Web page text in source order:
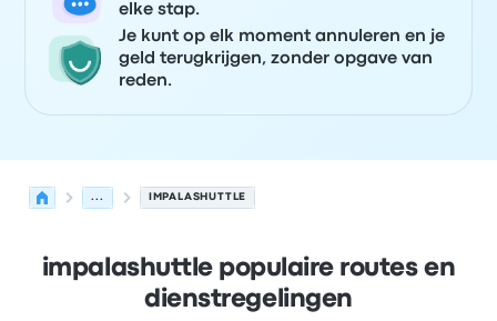
elke stap.
Je kunt op elk moment annuleren en je
geld terugkrijgen, zonder opgave van
reden.
... IMPALASHUTTLE
impalashuttle populaire routes en
dienstregelingen